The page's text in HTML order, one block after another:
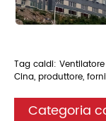
Tag caldi:
Cina, produttore,
Categoria